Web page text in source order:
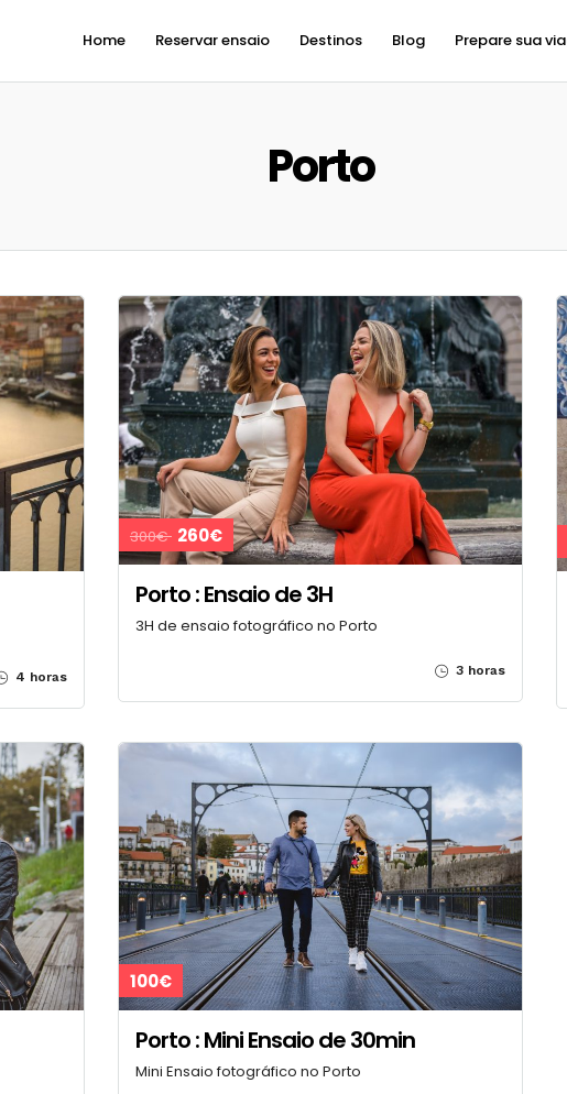
Home Reservar ensaio Destinos Blog Prepare sua
Porto
4 horas
300€ 260€
Porto : Ensaio de 3H
3H de ensaio fotográfico no Porto
3 horas
100€
Porto : Mini Ensaio de 30min
Mini Ensaio fotográfico no Porto